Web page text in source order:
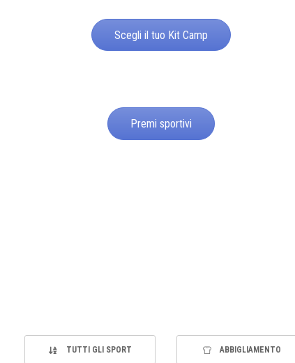
Scegli il tuo Kit Camp
Premi sportivi
TUTTI GLI SPORT ABBIGLIAMENTO